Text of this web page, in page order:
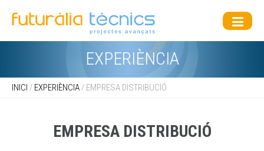
EXPERIÈNCIA
INICI / EXPERIÈNCIA/ EMPRESA DISTRIBUCIÓ
EMPRESA DISTRIBUCIÓ